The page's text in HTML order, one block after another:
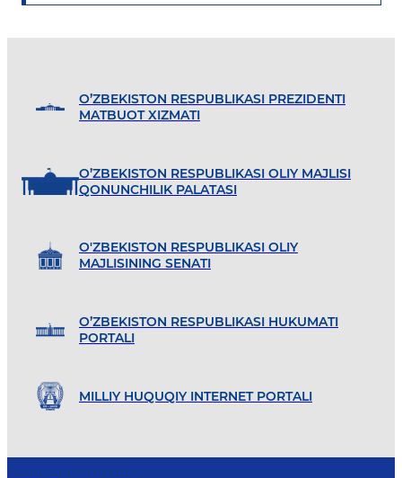
O’ZBEKISTON RESPUBLIKASI PREZIDENTI
MATBUOT XIZMATI
O’ZBEKISTON RESPUBLIKASI OLIY MAJLISI
QONUNCHILIK PALATASI
O'ZBEKISTON RESPUBLIKASI OLIY
MAJLISINING SENATI
O’ZBEKISTON RESPUBLIKASI HUKUMATI
PORTALI
MILLIY HUQUQIY INTERNET PORTALI